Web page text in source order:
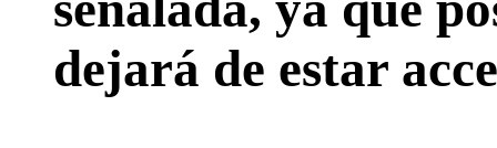
dejará de estar